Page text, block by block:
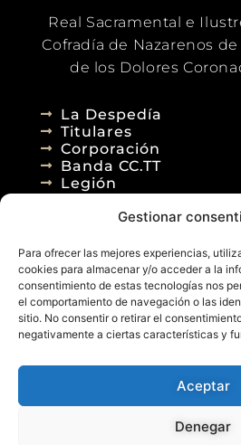
Gestionar
Para ofrecer las mejores experiencias,
cookies para almacenar y/o acceder a la
consentimiento de estas tecnologías nos
el comportamiento de navegación o las
sitio. No consentir o retirar el
negativamente a ciertas características y
Aceptar
Denegar
Real Sacramental e
Cofradía de Nazarenos
de los Dolores
La Despedía
Titulares
Corporación
Banda CC.TT
Legión
Agenda
Blog
Contacto
Política